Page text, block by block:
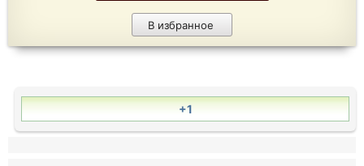
В избранное
+1